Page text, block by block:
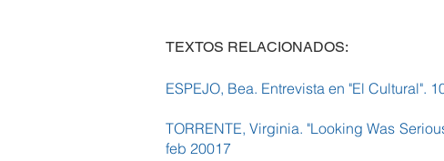
TEXTOS RELACIONADOS:
ESPEJO, Bea. Entrevista en "El Cultural".
TORRENTE, Virginia. "Looking Was
feb 20017